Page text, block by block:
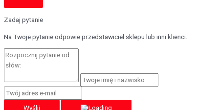
Zadaj pytanie
Na Twoje pytanie odpowie przedstawiciel sklepu lub inni klienci.
Wyślij